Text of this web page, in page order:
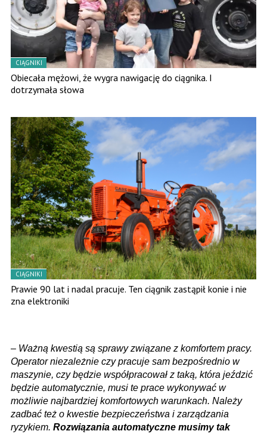
CIĄGNIKI
Obiecała mężowi, że wygra nawigację do ciągnika. I
dotrzymała słowa
CIĄGNIKI
Prawie 90 lat i nadal pracuje. Ten ciągnik zastąpił konie i nie
zna elektroniki
– Ważną kwestią są sprawy związane z komfortem pracy.
Operator niezależnie czy pracuje sam bezpośrednio w
maszynie, czy będzie współpracował z taką, która jeździć
będzie automatycznie, musi te prace wykonywać w
możliwie najbardziej komfortowych warunkach. Należy
zadbać też o kwestie bezpieczeństwa i zarządzania
ryzykiem. Rozwiązania automatyczne musimy tak